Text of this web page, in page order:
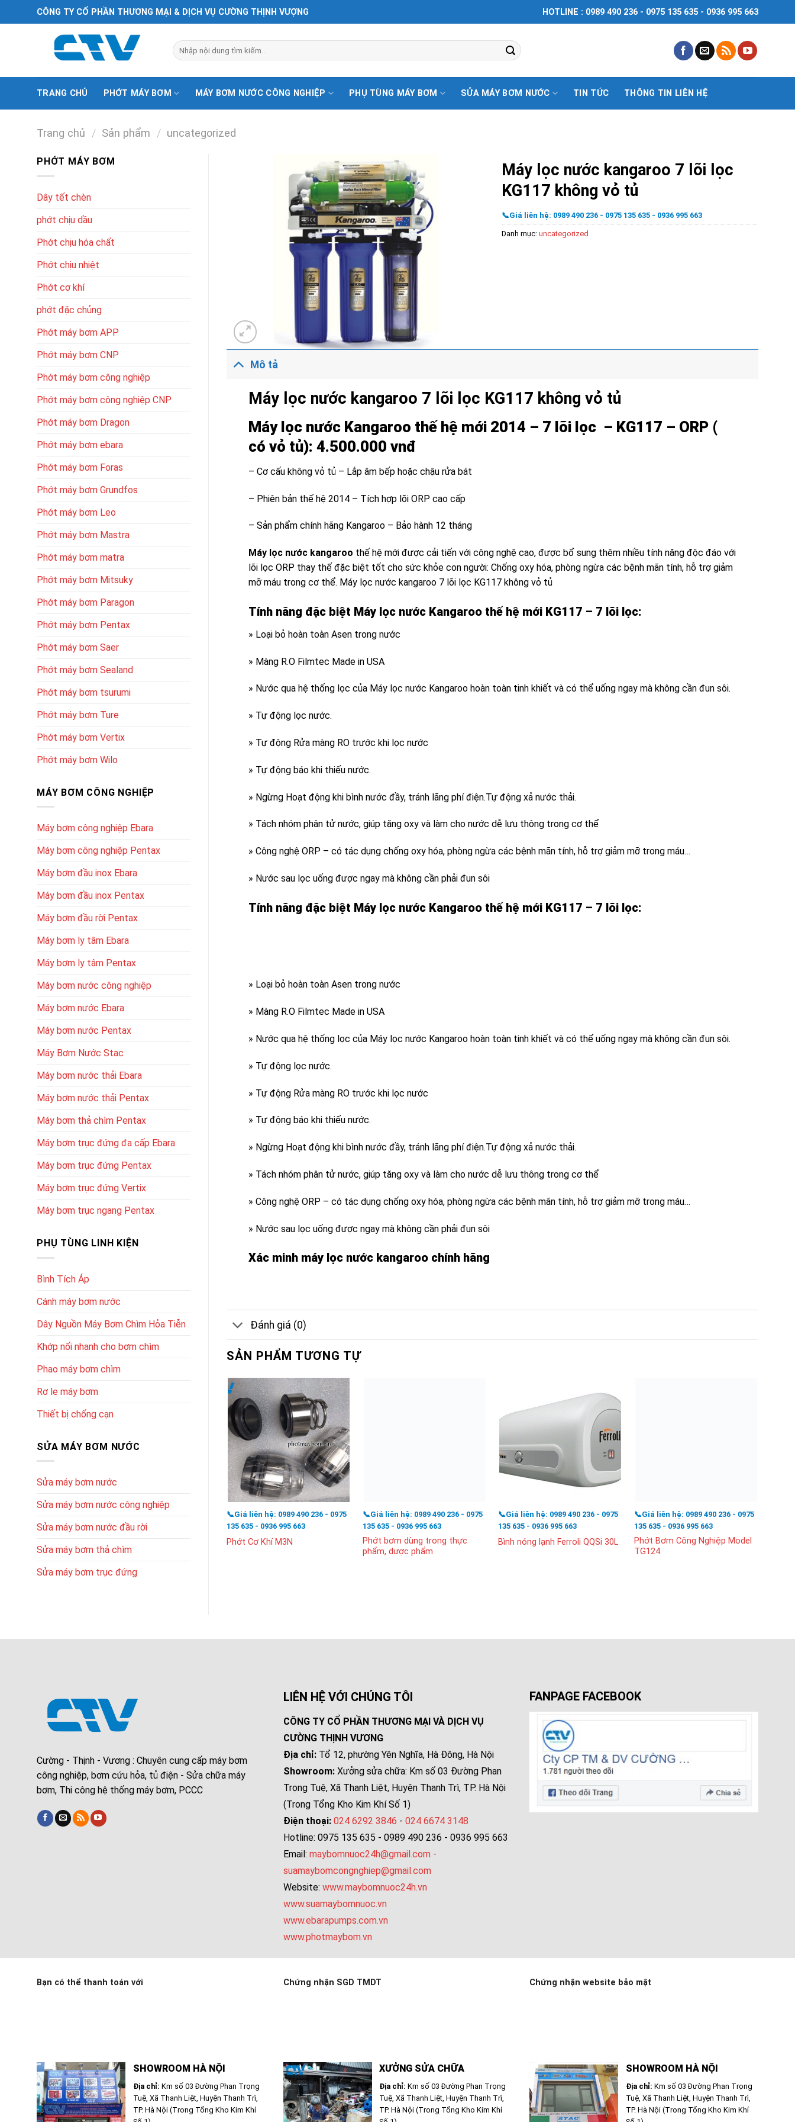
đến
CÔNG TY CỔ PHẦN THƯƠNG MẠI & DỊCH VỤ CƯỜNG THỊNH VƯỢNG HOTLINE : 0989 490 236 - 0975 135 635 - 0936 995 663
Tìm
kiếm:
TRANG CHỦ PHỚT MÁY BƠM MÁY BƠM NƯỚC CÔNG NGHIỆP PHỤ TÙNG MÁY BƠM SỬA MÁY BƠM NƯỚC TIN TỨC THÔNG TIN LIÊN HỆ
Trang chủ / Sản phẩm / uncategorized
PHỚT MÁY BƠM
Dây tết chèn
phớt chịu dầu
Phớt chịu hóa chất
Phớt chịu nhiệt
Phớt cơ khí
phớt đặc chủng
Phớt máy bơm APP
Phớt máy bơm CNP
Phớt máy bơm công nghiệp
Phớt máy bơm công nghiệp CNP
Phớt máy bơm Dragon
Phớt máy bơm ebara
Phớt máy bơm Foras
Phớt máy bơm Grundfos
Phớt máy bơm Leo
Phớt máy bơm Mastra
Phớt máy bơm matra
Phớt máy bơm Mitsuky
Phớt máy bơm Paragon
Phớt máy bơm Pentax
Phớt máy bơm Saer
Phớt máy bơm Sealand
Phớt máy bơm tsurumi
Phớt máy bơm Ture
Phớt máy bơm Vertix
Phớt máy bơm Wilo
MÁY BƠM CÔNG NGHIỆP
Máy bơm công nghiệp Ebara
Máy bơm công nghiệp Pentax
Máy bơm đầu inox Ebara
Máy bơm đầu inox Pentax
Máy bơm đầu rời Pentax
Máy bơm ly tâm Ebara
Máy bơm ly tâm Pentax
Máy bơm nước công nghiệp
Máy bơm nước Ebara
Máy bơm nước Pentax
Máy Bơm Nước Stac
Máy bơm nước thải Ebara
Máy bơm nước thải Pentax
Máy bơm thả chìm Pentax
Máy bơm trục đứng đa cấp Ebara
Máy bơm trục đứng Pentax
Máy bơm trục đứng Vertix
Máy bơm trục ngang Pentax
PHỤ TÙNG LINH KIỆN
Bình Tích Áp
Cánh máy bơm nước
Dây Nguồn Máy Bơm Chìm Hỏa Tiễn
Khớp nối nhanh cho bơm chìm
Phao máy bơm chìm
Rơ le máy bơm
Thiết bị chống cạn
SỬA MÁY BƠM NƯỚC
Sửa máy bơm nước
Sửa máy bơm nước công nghiệp
Sửa máy bơm nước đầu rời
Sửa máy bơm thả chìm
Sửa máy bơm trục đứng
Máy lọc nước kangaroo 7 lõi lọc
KG117 không vỏ tủ
📞Giá liên hệ: 0989 490 236 - 0975 135 635 - 0936 995 663
Danh mục: uncategorized
Mô tả
Máy lọc nước kangaroo 7 lõi lọc KG117 không vỏ tủ
Máy lọc nước Kangaroo thế hệ mới 2014 – 7 lõi lọc – KG117 – ORP (
có vỏ tủ): 4.500.000 vnđ
– Cơ cấu không vỏ tủ – Lắp âm bếp hoặc chậu rửa bát
– Phiên bản thế hệ 2014 – Tích hợp lõi ORP cao cấp
– Sản phẩm chính hãng Kangaroo – Bảo hành 12 tháng
Máy lọc nước kangaroo thế hệ mới được cải tiến với công nghệ cao, được bổ sung thêm nhiều tính năng độc đáo với
lõi lọc ORP thay thế đặc biệt tốt cho sức khỏe con người: Chống oxy hóa, phòng ngừa các bệnh mãn tính, hỗ trợ giảm
mỡ máu trong cơ thể. Máy lọc nước kangaroo 7 lõi lọc KG117 không vỏ tủ
Tính năng đặc biệt Máy lọc nước Kangaroo thế hệ mới KG117 – 7 lõi lọc:
» Loại bỏ hoàn toàn Asen trong nước
» Màng R.O Filmtec Made in USA
» Nước qua hệ thống lọc của Máy lọc nước Kangaroo hoàn toàn tinh khiết và có thể uống ngay mà không cần đun sôi.
» Tự động lọc nước.
» Tự động Rửa màng RO trước khi lọc nước
» Tự động báo khi thiếu nước.
» Ngừng Hoạt động khi bình nước đầy, tránh lãng phí điện.Tự động xả nước thải.
» Tách nhóm phân tử nước, giúp tăng oxy và làm cho nước dễ lưu thông trong cơ thể
» Công nghệ ORP – có tác dụng chống oxy hóa, phòng ngừa các bệnh mãn tính, hỗ trợ giảm mỡ trong máu…
» Nước sau lọc uống được ngay mà không cần phải đun sôi
Tính năng đặc biệt Máy lọc nước Kangaroo thế hệ mới KG117 – 7 lõi lọc:
» Loại bỏ hoàn toàn Asen trong nước
» Màng R.O Filmtec Made in USA
» Nước qua hệ thống lọc của Máy lọc nước Kangaroo hoàn toàn tinh khiết và có thể uống ngay mà không cần đun sôi.
» Tự động lọc nước.
» Tự động Rửa màng RO trước khi lọc nước
» Tự động báo khi thiếu nước.
» Ngừng Hoạt động khi bình nước đầy, tránh lãng phí điện.Tự động xả nước thải.
» Tách nhóm phân tử nước, giúp tăng oxy và làm cho nước dễ lưu thông trong cơ thể
» Công nghệ ORP – có tác dụng chống oxy hóa, phòng ngừa các bệnh mãn tính, hỗ trợ giảm mỡ trong máu…
» Nước sau lọc uống được ngay mà không cần phải đun sôi
Xác minh máy lọc nước kangaroo chính hãng
Đánh giá (0)
SẢN PHẨM TƯƠNG TỰ
📞Giá liên hệ: 0989 490 236 - 0975
135 635 - 0936 995 663
Phớt Cơ Khí M3N
📞Giá liên hệ: 0989 490 236 - 0975
135 635 - 0936 995 663
Phớt bơm dùng trong thực
phẩm, dược phẩm
📞Giá liên hệ: 0989 490 236 - 0975
135 635 - 0936 995 663
Bình nóng lạnh Ferroli QQSi 30L
📞Giá liên hệ: 0989 490 236 - 0975
135 635 - 0936 995 663
Phớt Bơm Công Nghiệp Model
TG124
Cường - Thịnh - Vương : Chuyên cung cấp máy bơm
công nghiệp, bơm cứu hỏa, tủ điện - Sửa chữa máy
bơm, Thi công hệ thống máy bơm, PCCC
LIÊN HỆ VỚI CHÚNG TÔI
CÔNG TY CỔ PHẦN THƯƠNG MẠI VÀ DỊCH VỤ
CƯỜNG THỊNH VƯƠNG
Địa chỉ:Tổ 12, phường Yên Nghĩa, Hà Đông, Hà Nội
Showroom:Xưởng sửa chữa: Km số 03 Đường Phan
Trọng Tuệ, Xã Thanh Liệt, Huyện Thanh Trì, TP. Hà Nội
(Trong Tổng Kho Kim Khí Số 1)
Điện thoại: 024 6292 3846 - 024 6674 3148
Hotline: 0975 135 635 - 0989 490 236 - 0936 995 663
Email: maybomnuoc24h@gmail.com -
suamaybomcongnghiep@gmail.com
Website: www.maybomnuoc24h.vn
www.suamaybomnuoc.vn
www.ebarapumps.com.vn
www.photmaybom.vn
FANPAGE FACEBOOK
Bạn có thể thanh toán với Chứng nhận SGD TMDT Chứng nhận website bảo mật
SHOWROOM HÀ NỘI
Địa chỉ: Km số 03 Đường Phan Trọng
Tuệ, Xã Thanh Liệt, Huyện Thanh Trì,
TP. Hà Nội (Trong Tổng Kho Kim Khí
XƯỞNG SỬA CHỮA
Địa chỉ: Km số 03 Đường Phan Trọng
Tuệ, Xã Thanh Liệt, Huyện Thanh Trì,
TP. Hà Nội (Trong Tổng Kho Kim Khí
SHOWROOM HÀ NỘI
Địa chỉ: Km số 03 Đường Phan Trọng
Tuệ, Xã Thanh Liệt, Huyện Thanh Trì,
TP. Hà Nội (Trong Tổng Kho Kim Khí